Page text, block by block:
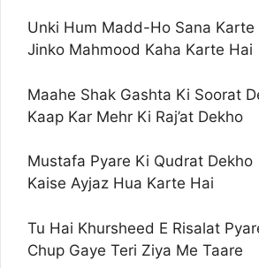
Unki Hum Madd-Ho Sana Karte
Jinko Mahmood Kaha Karte Hai
Maahe Shak Gashta Ki Soorat
Kaap Kar Mehr Ki Raj’at Dekho
Mustafa Pyare Ki Qudrat Dekho
Kaise Ayjaz Hua Karte Hai
Tu Hai Khursheed E Risalat
Chup Gaye Teri Ziya Me Taare